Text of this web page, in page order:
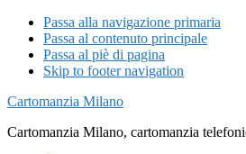
Passa alla navigazione primaria
Passa al contenuto principale
Passa al piè di pagina
Skip to footer navigation
Cartomanzia Milano
Cartomanzia Milano, cartomanzia